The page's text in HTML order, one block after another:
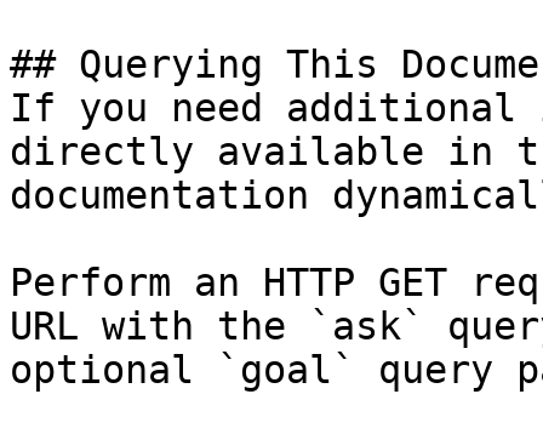
## Querying This
If you need
directly available in
documentation
Perform an HTTP GET
URL with the `ask`
optional `goal` query